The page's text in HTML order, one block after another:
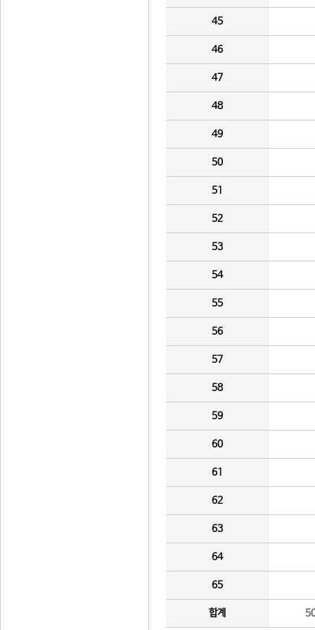
45
46
47
48
49
50
51
52
53
54
55
56
57
58
59
60
61
62
63
64
65
합계